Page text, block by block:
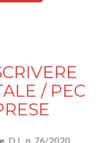
/ PEC
, D.L. n. 76/2020